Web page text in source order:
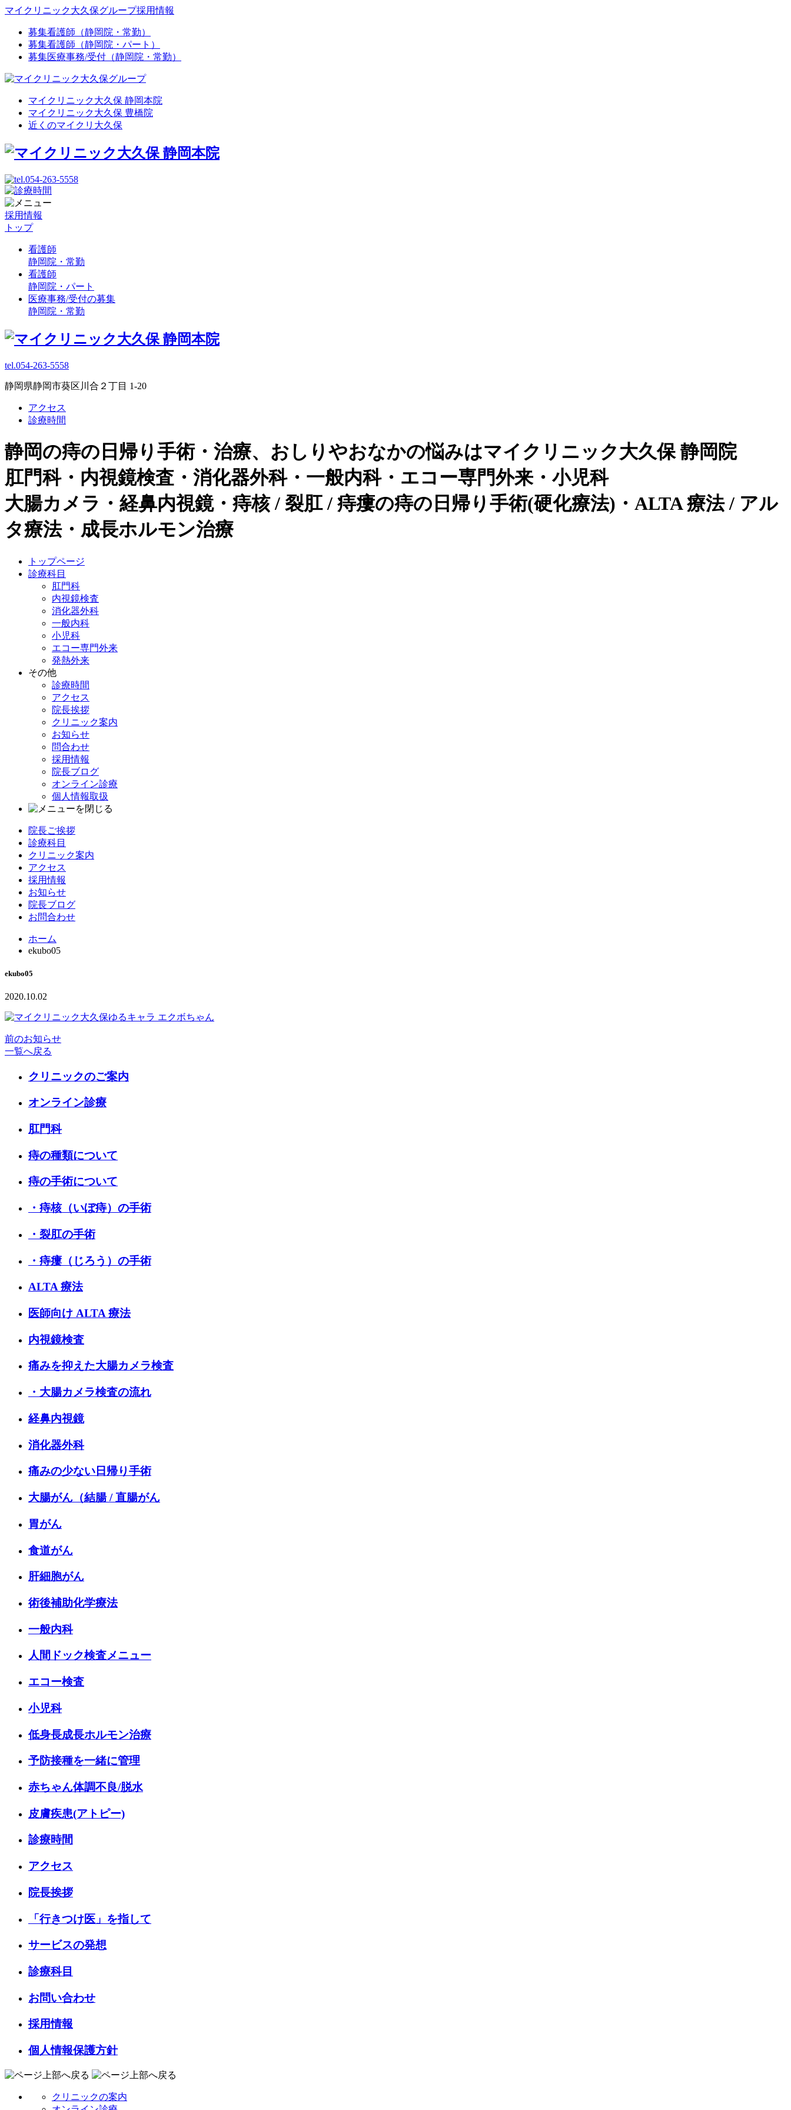
マイクリニック大久保グループ採用情報
募集看護師（静岡院・常勤）
募集看護師（静岡院・パート）
募集医療事務/受付（静岡院・常勤）
マイクリニック大久保 静岡本院
マイクリニック大久保 豊橋院
近くのマイクリ大久保
採用情報
トップ
看護師
静岡院・常勤
看護師
静岡院・パート
医療事務/受付の募集
静岡院・常勤
tel.054-263-5558
静岡県静岡市葵区川合２丁目 1-20
アクセス
診療時間
静岡の痔の日帰り手術・治療、おしりやおなかの悩みはマイクリニック大久保 静岡院
肛門科・内視鏡検査・消化器外科・一般内科・エコー専門外来・小児科
大腸カメラ・経鼻内視鏡・痔核 / 裂肛 / 痔瘻の痔の日帰り手術(硬化療法)・ALTA 療法 / アル
タ療法・成長ホルモン治療
トップページ
診療科目
肛門科
内視鏡検査
消化器外科
一般内科
小児科
エコー専門外来
発熱外来
その他
診療時間
アクセス
院長挨拶
クリニック案内
お知らせ
問合わせ
採用情報
院長ブログ
オンライン診療
個人情報取扱
院長ご挨拶
診療科目
クリニック案内
アクセス
採用情報
お知らせ
院長ブログ
お問合わせ
ホーム
ekubo05
ekubo05
2020.10.02
前のお知らせ
一覧へ戻る
クリニックのご案内
オンライン診療
肛門科
痔の種類について
痔の手術について
・痔核（いぼ痔）の手術
・裂肛の手術
・痔瘻（じろう）の手術
ALTA 療法
医師向け ALTA 療法
内視鏡検査
痛みを抑えた大腸カメラ検査
・大腸カメラ検査の流れ
経鼻内視鏡
消化器外科
痛みの少ない日帰り手術
大腸がん（結腸 / 直腸がん
胃がん
食道がん
肝細胞がん
術後補助化学療法
一般内科
人間ドック検査メニュー
エコー検査
小児科
低身長成長ホルモン治療
予防接種を一緒に管理
赤ちゃん体調不良/脱水
皮膚疾患(アトピー)
診療時間
アクセス
院長挨拶
「行きつけ医」を指して
サービスの発想
診療科目
お問い合わせ
採用情報
個人情報保護方針
クリニックの案内